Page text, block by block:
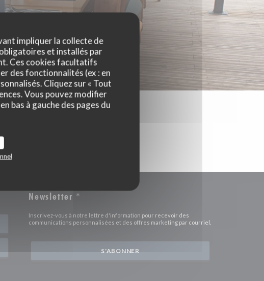
impliquer la collecte de
et installés par
Ces cookies facultatifs
des fonctionnalités (ex : en
Cliquez sur « Tout
Vous pouvez modifier
bas à gauche des pages du
Newsletter *
Inscrivez-vous à notre lettre d'information pour recevoir des
communications personnalisées et des offres marketing par courriel.
S'ABONNER